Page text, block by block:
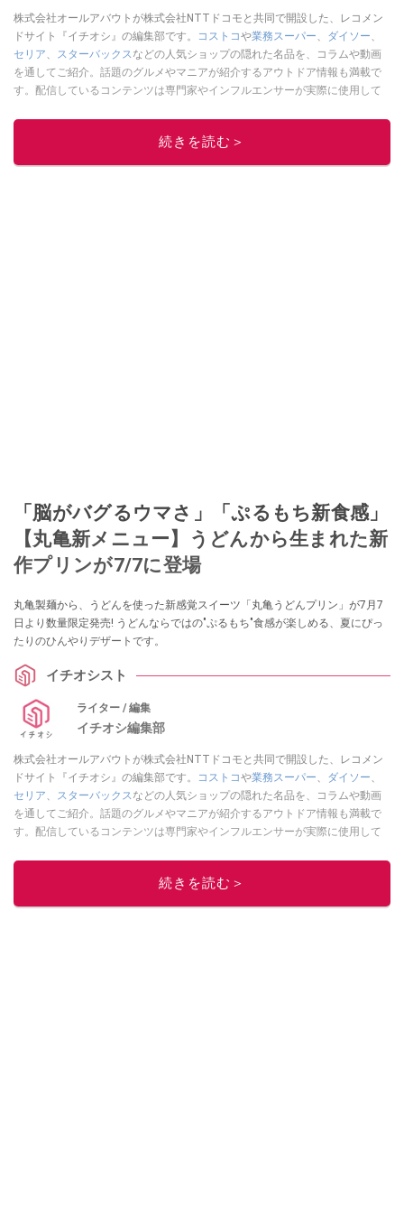
株式会社オールアバウトが株式会社NTTドコモと共同で開設した、レコメン
ドサイト『イチオシ』の編集部です。
コストコや業務スーパー、 ダイソー、
セリア、 スターバックスなどの人気ショップの隠れた名品を、コラムや動画
を通してご紹介。話題のグルメやマニアが紹介するアウトドア情報も満載で
す。配信しているコンテンツは専門家やインフルエンサーが実際に使用して
ニュースでフォロー
続きを読む＞
「脳がバグるウマさ」「ぷるもち新食感」
【丸亀新メニュー】うどんから生まれた新
作プリンが7/7に登場
丸亀製麺から、うどんを使った新感覚スイーツ「丸亀うどんプリン」が7月7
日より数量限定発売! うどんならではの"ぷるもち"食感が楽しめる、夏にぴっ
たりのひんやりデザートです。
イチオシスト
ライター / 編集
イチオシ編集部
株式会社オールアバウトが株式会社NTTドコモと共同で開設した、レコメン
ドサイト『イチオシ』の編集部です。
コストコや業務スーパー、 ダイソー、
セリア、 スターバックスなどの人気ショップの隠れた名品を、コラムや動画
を通してご紹介。話題のグルメやマニアが紹介するアウトドア情報も満載で
す。配信しているコンテンツは専門家やインフルエンサーが実際に使用して
ニュースでフォロー
続きを読む＞